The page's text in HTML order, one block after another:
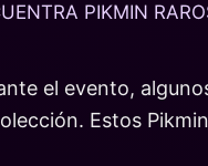
PIKMIN
el evento,
Estos